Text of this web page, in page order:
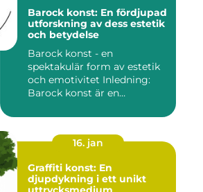
Barock konst: En fördjupad
utforskning av dess estetik
och betydelse
Barock konst - en
spektakulär form av estetik
och emotivitet Inledning:
Barock konst är en
16. jan
Graffiti konst: En
djupdykning i ett unikt